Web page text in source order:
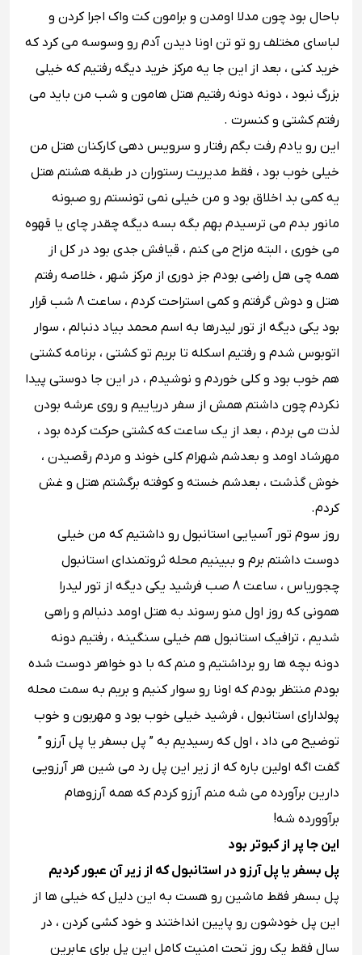
باحال بود چون مدلا اومدن و برامون کت واک اجرا کردن و
لباسای مختلف رو تو تن اونا دیدن آدم رو وسوسه می کرد که
خرید کنی ، بعد از این جا یه مرکز خرید دیگه رفتیم که خیلی
بزرگ نبود ، دونه دونه رفتیم هتل هامون و شب من باید می
رفتم کشتی و کنسرت .
این رو یادم رفت بگم رفتار و سرویس دهی کارکنان هتل من
خیلی خوب بود ، فقط مدیریت رستوران در طبقه هشتم هتل
یه کمی بد اخلاق بود و من خیلی نمی تونستم رو صبونه
مانور بدم می ترسیدم بهم بگه بسه دیگه چقدر چای یا قهوه
می خوری ، البته مزاح می کنم ، قیافش جدی بود در کل از
همه چی هل راضی بودم جز دوری از مرکز شهر ، خلاصه رفتم
هتل و دوش گرفتم و کمی استراحت کردم ، ساعت 8 شب قرار
بود یکی دیگه از تور لیدرها به اسم محمد بیاد دنبالم ، سوار
اتوبوس شدم و رفتیم اسکله تا بریم تو کشتی ، برنامه کشتی
هم خوب بود و کلی خوردم و نوشیدم ، در این جا دوستی پیدا
نکردم چون داشتم همش از سفر دریاییم و روی عرشه بودن
لذت می بردم ، بعد از یک ساعت که کشتی حرکت کرده بود ،
مهرشاد اومد و بعدشم شهرام کلی خوند و مردم رقصیدن ،
خوش گذشت ، بعدشم خسته و کوفته برگشتم هتل و غش
کردم.
روز سوم تور آسیایی استانبول رو داشتیم که من خیلی
دوست داشتم برم و ببینیم محله ثروتمندای استانبول
چجوریاس ، ساعت 8 صب فرشید یکی دیگه از تور لیدرا
همونی که روز اول منو رسوند به هتل اومد دنبالم و راهی
شدیم ، ترافیک استانبول هم خیلی سنگینه ، رفتیم دونه
دونه بچه ها رو برداشتیم و منم که با دو خواهر دوست شده
بودم منتظر بودم که اونا رو سوار کنیم و بریم به سمت محله
پولدارای استانبول ، فرشید خیلی خوب بود و مهربون و خوب
توضیح می داد ، اول که رسیدیم به ” پل بسفر یا پل آرزو ”
گفت اگه اولین باره که از زیر این پل رد می شین هر آرزویی
دارین برآورده می شه منم آرزو کردم که همه آرزوهام
برآوورده شه!
این جا پر از کبوتر بود
پل بسفر یا پل آرزو در استانبول که از زیر آن عبور کردیم
پل بسفر فقط ماشین رو هست به این دلیل که خیلی ها از
این پل خودشون رو پایین انداختند و خود کشی کردن ، در
سال فقط یک روز تحت امنیت کامل این پل برای عابرین